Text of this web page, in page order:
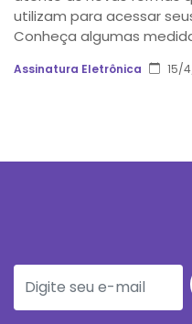
utilizam para acessar
Conheça algumas
Assinatura Eletrônica 15/